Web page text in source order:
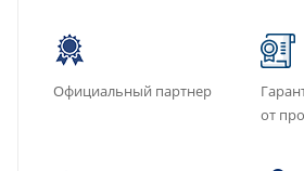
Официальный партнер
от